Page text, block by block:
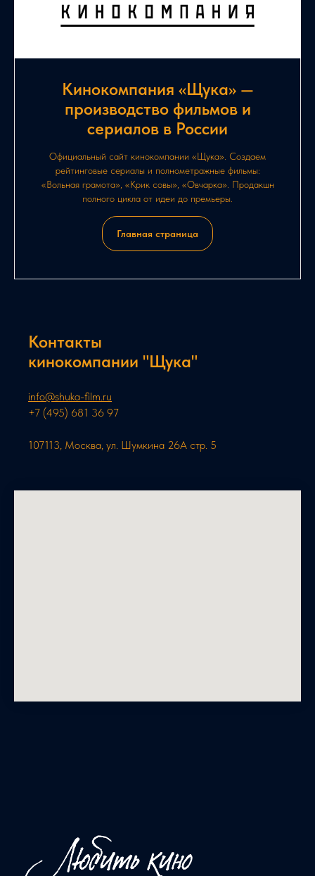
Кинокомпания «Щука» —
производство фильмов и
сериалов в России
Официальный сайт кинокомпании «Щука». Создаем
рейтинговые сериалы и полнометражные фильмы:
«Вольная грамота», «Крик совы», «Овчарка». Продакшн
полного цикла от идеи до премьеры.
Главная страница
Контакты
кинокомпании "Щука"
info@shuka-film.ru
+7 (495) 681 36 97
107113, Москва, ул. Шумкина 26А стр. 5